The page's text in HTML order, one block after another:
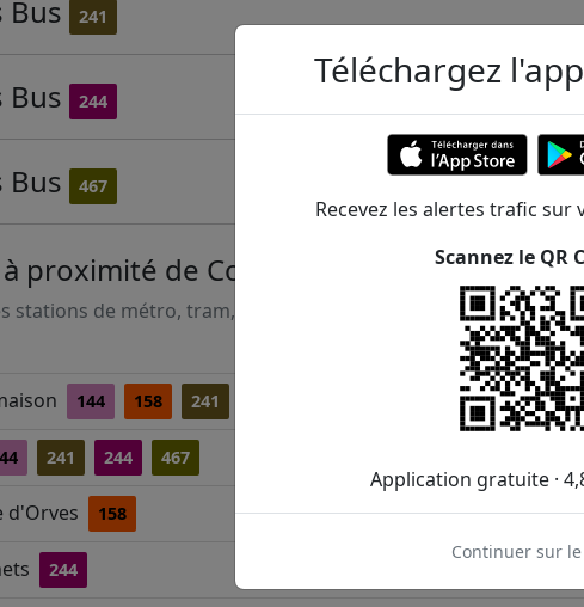
Bus 241
Bus 244
Bus 467
proximité de Colmar
stations de métro, tram, RER et transilien situées à moins de
144 158 241
241 244 467
d'Orves 158
244
Téléchargez
Recevez les alertes trafic
Scannez le QR
Application gratuite ·
Continuer sur